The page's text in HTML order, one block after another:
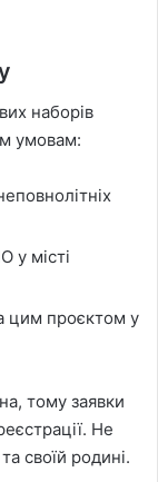
наборів
умовам:
у місті
цим проєктом у
тому заявки
Не
своїй родині.